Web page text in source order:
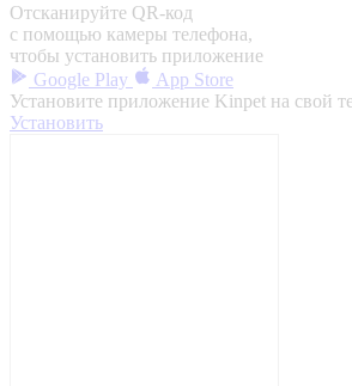
Отсканируйте QR-код
с помощью камеры телефона,
чтобы установить приложение
Google Play
App Store
Установите приложение Kinpet на свой
Установить